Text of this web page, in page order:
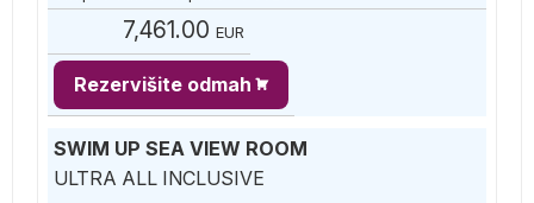
7,461.00 EUR
Rezervišite odmah
SWIM UP SEA VIEW ROOM
ULTRA ALL INCLUSIVE